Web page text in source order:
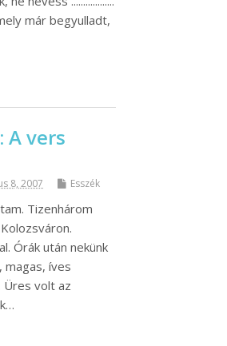
már begyulladt,
A vers
8, 2007 Esszék
Tizenhárom
Órák után nekünk
magas, íves
volt az